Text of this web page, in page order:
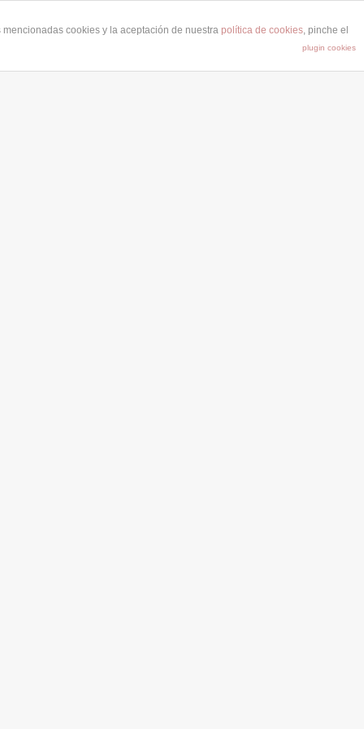
cookies y la aceptación de nuestra política de cookies, pinche el
plugin cookies